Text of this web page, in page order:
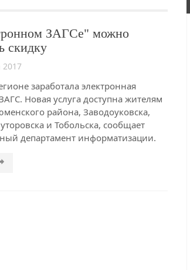
ЗАГСе" можно
скидку
2017
заработала электронная
Новая услуга доступна жителям
района, Заводоуковска,
и Тобольска, сообщает
департамент информатизации.